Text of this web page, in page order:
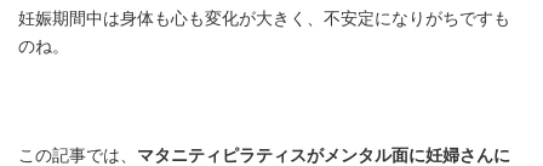
妊娠期間中は身体も心も変化が大きく、不安定になりがちですも
のね。
この記事では、 マタニティピラティスがメンタル面に妊婦さんに